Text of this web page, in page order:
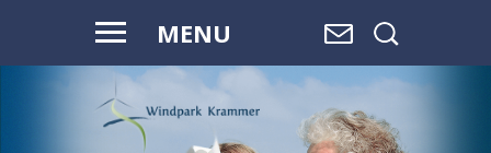
MENU